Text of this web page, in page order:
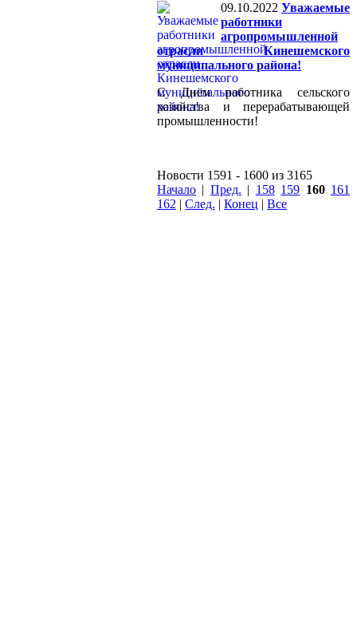
09.10.2022 Уважаемые
работники
агропромышленной
отрасли Кинешемского
муниципального района!
С Днём работника сельского
хозяйства и перерабатывающей
промышленности!
Новости 1591 - 1600 из 3165
Начало | Пред. | 158 159 160 161
162 | След. | Конец | Все